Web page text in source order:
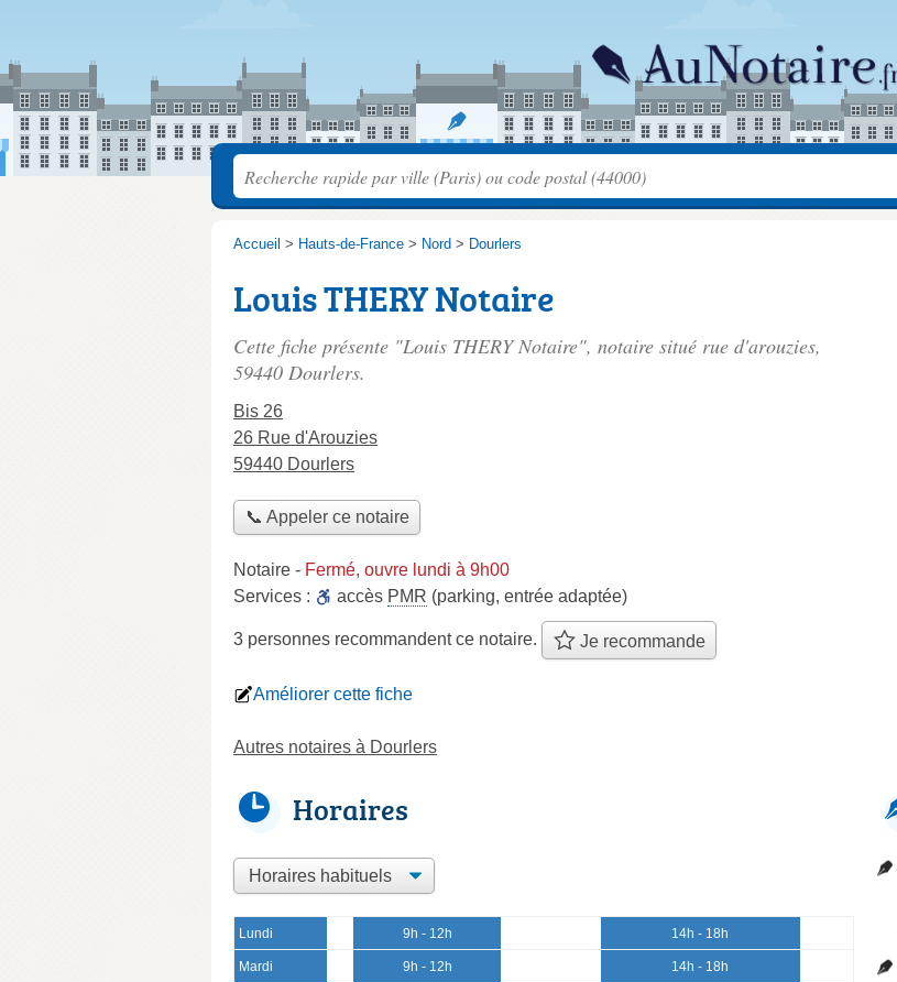
Accueil > Hauts-de-France > Nord > Dourlers
Louis THERY Notaire
Cette fiche présente "Louis THERY Notaire", notaire situé rue d'arouzies,
59440 Dourlers.
Bis 26
26 Rue d'Arouzies
59440 Dourlers
📞 Appeler ce notaire
Notaire - Fermé, ouvre lundi à 9h00
Services :
accès PMR (parking, entrée adaptée)
3 personnes recommandentce notaire. Je recommande
Améliorer cette fiche
Autres notaires à Dourlers
Horaires
Lundi 9h - 12h 14h - 18h
Mardi 9h - 12h 14h - 18h